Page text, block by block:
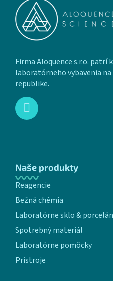
Firma Aloquence s.r.o.
laboratórneho vybavenia na
republike.
Naše produkty
Reagencie
Bežná chémia
Laboratórne sklo & porcelán
Spotrebný materiál
Laboratórne pomôcky
Prístroje